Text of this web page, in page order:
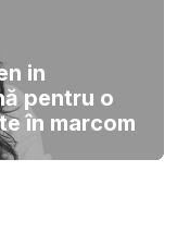
in
pentru o
în marcom